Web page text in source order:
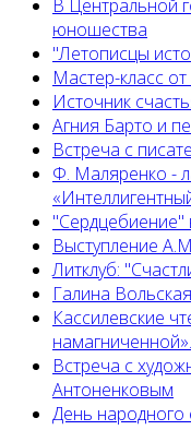
В Центральной
юношества
"Летописцы
Мастер-класс от
Источник
Агния Барто и
Встреча с
Ф. Маляренко -
"Сердцебиение"
Выступление
Литклуб:
Галина
Кассилевские
намагниченной».
Встреча с
Антоненковым
День